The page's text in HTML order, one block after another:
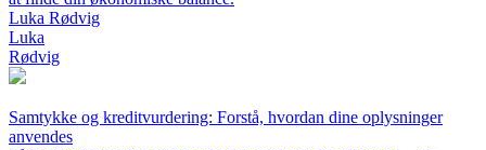
Luka Rødvig
Luka
Rødvig
Samtykke og kreditvurdering: Forstå, hvordan dine oplysninger
anvendes